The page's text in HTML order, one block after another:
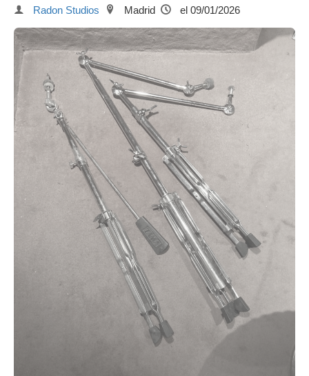
Radon Studios Madrid el 09/01/2026